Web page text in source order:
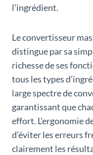
l’ingrédient.
Le convertisseur
distingue par sa
richesse de ses
tous les types
large spectre de
garantissant que
effort. L’ergonomie
d’éviter les erreurs
clairement les